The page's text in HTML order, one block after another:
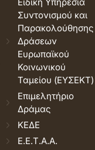
Συντονισμού και
Παρακολούθησης
Δράσεων
Ευρωπαϊκού
Κοινωνικού
Ταμείου (ΕΥΣΕΚΤ)
Επιμελητήριο
Δράμας
ΚΕΔΕ
Ε.Ε.Τ.Α.Α.